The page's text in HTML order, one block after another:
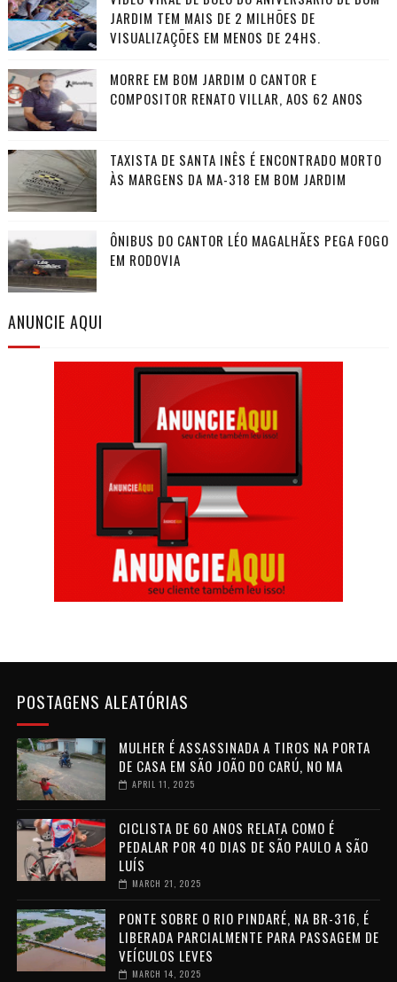
JARDIM TEM MAIS DE 2 MILHÕES DE
VISUALIZAÇÕES EM MENOS DE 24HS.
MORRE EM BOM JARDIM O CANTOR E
COMPOSITOR RENATO VILLAR, AOS 62 ANOS
TAXISTA DE SANTA INÊS É ENCONTRADO MORTO
ÀS MARGENS DA MA-318 EM BOM JARDIM
ÔNIBUS DO CANTOR LÉO MAGALHÃES PEGA FOGO
EM RODOVIA
ANUNCIE AQUI
POSTAGENS ALEATÓRIAS
MULHER É ASSASSINADA A TIROS NA PORTA
DE CASA EM SÃO JOÃO DO CARÚ, NO MA
APRIL 11, 2025
CICLISTA DE 60 ANOS RELATA COMO É
PEDALAR POR 40 DIAS DE SÃO PAULO A SÃO
LUÍS
MARCH 21, 2025
PONTE SOBRE O RIO PINDARÉ, NA BR-316, É
LIBERADA PARCIALMENTE PARA PASSAGEM DE
VEÍCULOS LEVES
MARCH 14, 2025